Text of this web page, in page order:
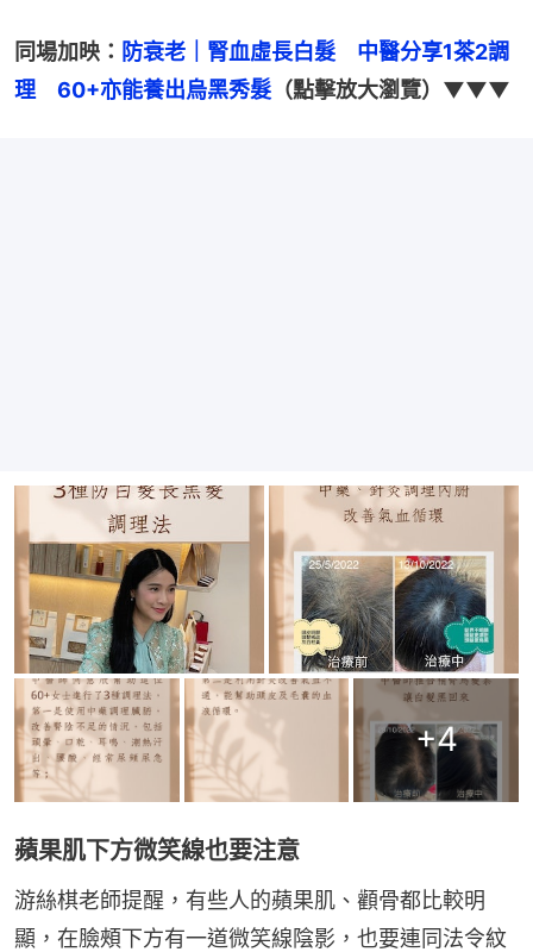
同場加映： 防衰老｜腎血虛長白髮　中醫分享1茶2調
理　60+亦能養出烏黑秀髮 （點擊放大瀏覽）▼▼▼
+4
蘋果肌下方微笑線也要注意
游絲棋老師提醒，有些人的蘋果肌、顴骨都比較明
顯，在臉頰下方有一道微笑線陰影，也要連同法令紋